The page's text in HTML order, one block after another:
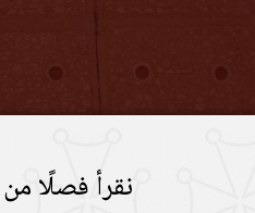
نقرأ فصلًا